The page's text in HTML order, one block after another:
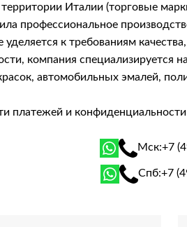
Италии (торговые
профессиональное
к требованиям
компания специализируется
автомобильных эмалей,
платежей и
Мск:+7
Спб:+7